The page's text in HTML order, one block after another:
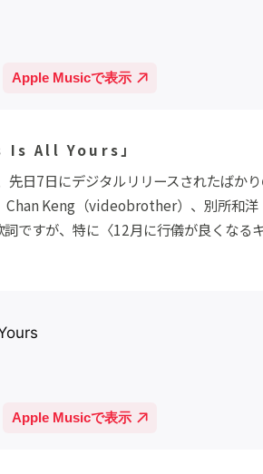
All Yours」
先日7日にデジタルリリースされたば
Keng（videobrother）、別所和洋
ですが、特に〈12月に行儀が良くな